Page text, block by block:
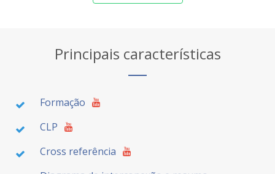
Principais características
Formação
CLP
Cross referência